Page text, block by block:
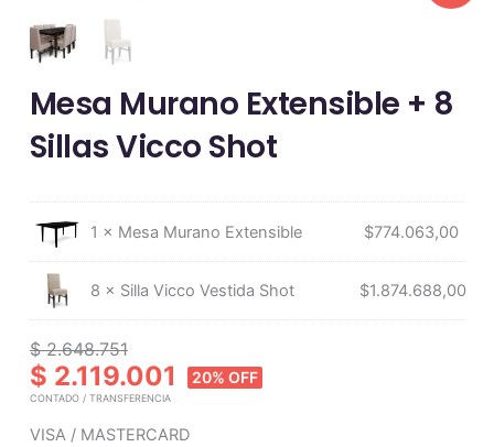
Mesa Murano Extensible + 8
Sillas Vicco Shot
1 × Mesa Murano Extensible $774.063,00
8 × Silla Vicco Vestida Shot $1.874.688,00
$ 2.648.751
$ 2.119.001 20% OFF
CONTADO / TRANSFERENCIA
VISA / MASTERCARD
Extensible
+
Sillas
Vicco
Shot
cantidad